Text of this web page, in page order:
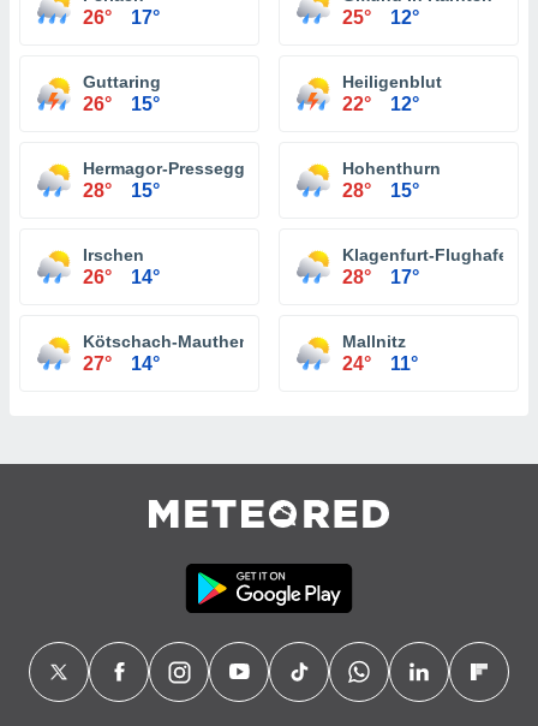
26° 17° 25° 12°
Guttaring
26° 15°
Heiligenblut
22° 12°
Hermagor-Pressegger See
28° 15°
Hohenthurn
28° 15°
Irschen
26° 14°
Klagenfurt-Flughafen
28° 17°
Kötschach-Mauthen
27° 14°
Mallnitz
24° 11°